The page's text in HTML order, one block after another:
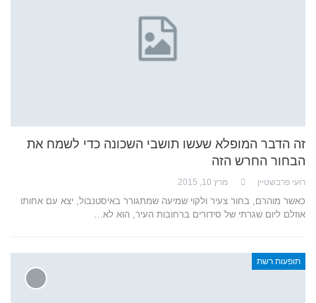
זה הדבר המופלא שעשו תושבי השכונה כדי לשמח את
הבחור החרש הזה
רועי פרבשטיין מרץ 10, 2015
כאשר מוהרם, בחור צעיר ולקוי שמיעה שמתגורר באיסטנבול, יצא עם אחותו
אוזלם ליום שגרתי של סידורים ברחובות העיר, הוא לא…
תופעות רשת